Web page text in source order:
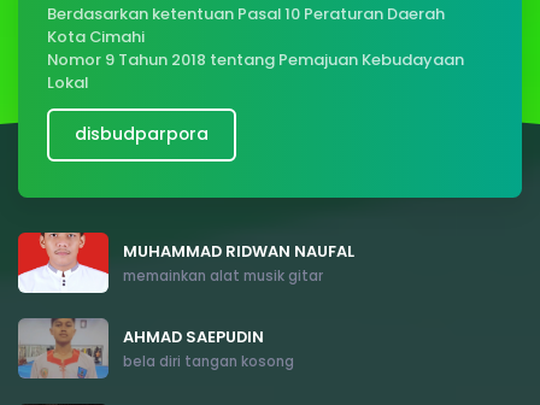
Berdasarkan ketentuan Pasal 10 Peraturan Daerah
Kota Cimahi
Nomor 9 Tahun 2018 tentang Pemajuan Kebudayaan
Lokal
disbudparpora
MUHAMMAD RIDWAN NAUFAL
memainkan alat musik gitar
AHMAD SAEPUDIN
bela diri tangan kosong